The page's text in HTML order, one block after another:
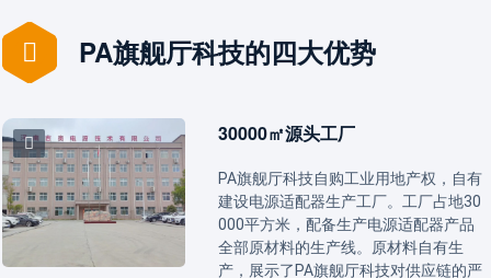
PA旗舰厅科技的四大优势
30000㎡源头工厂
PA旗舰厅科技自购工业用地产权，自有
建设电源适配器生产工厂。工厂占地30
000平方米，配备生产电源适配器产品
全部原材料的生产线。原材料自有生
产，展示了PA旗舰厅科技对供应链的严